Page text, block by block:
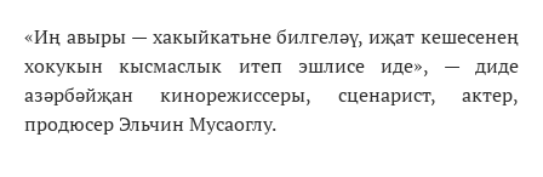
«Иң авыры — хакыйкатьне билгеләү, иҗат кешесенең
хокукын кысмаслык итеп эшлисе иде», — диде
азәрбәйҗан кинорежиссеры, сценарист, актер,
продюсер Эльчин Мусаоглу.